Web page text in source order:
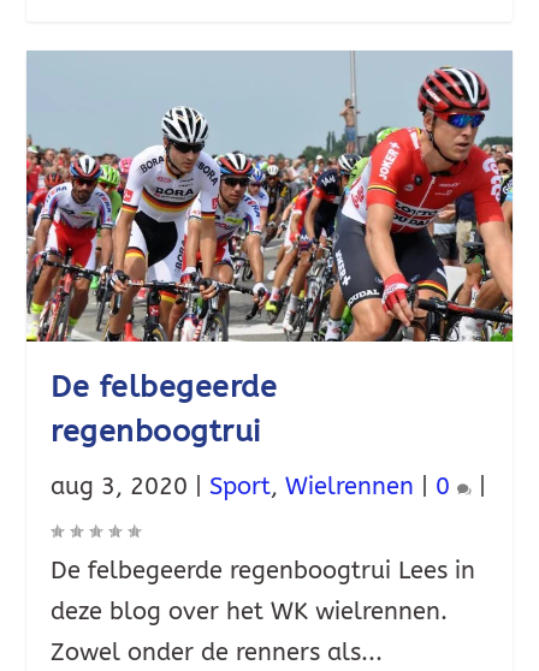
De felbegeerde
regenboogtrui
aug 3, 2020 |Sport,Wielrennen 0
De felbegeerde regenboogtrui Lees in
deze blog over het WK wielrennen.
Zowel onder de renners als...